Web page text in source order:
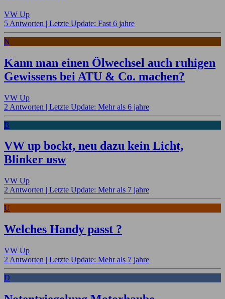
VW Up
5 Antworten | Letzte Update: Fast 6 jahre
N
Kann man einen Ölwechsel auch ruhigen
Gewissens bei ATU & Co. machen?
VW Up
2 Antworten | Letzte Update: Mehr als 6 jahre
B
VW up bockt, neu dazu kein Licht,
Blinker usw
VW Up
2 Antworten | Letzte Update: Mehr als 7 jahre
U
Welches Handy passt ?
VW Up
2 Antworten | Letzte Update: Mehr als 7 jahre
D